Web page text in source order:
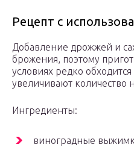
Рецепт с
Добавление дрожжей и
брожения, поэтому
условиях редко
увеличивают количество
Ингредиенты:
виноградные